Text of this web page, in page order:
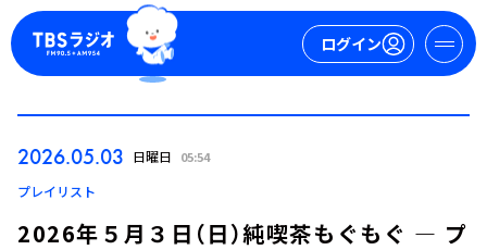
ログイン
2026.05.03 日曜日 05:54
プレイリスト
2026年５月３日（日）純喫茶もぐもぐ ― プ